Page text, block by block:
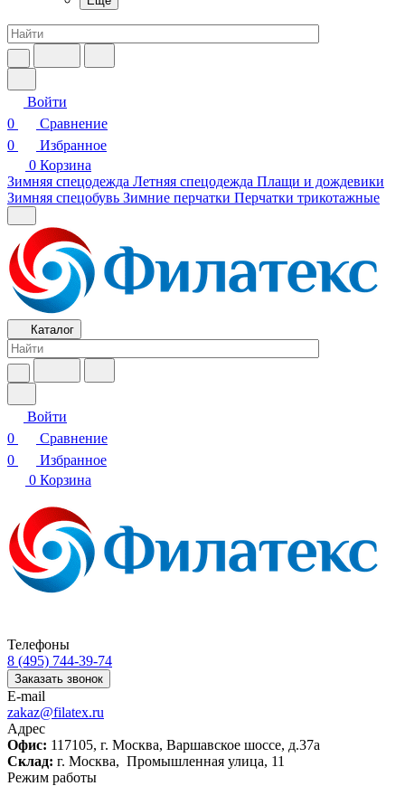
Войти
0
Сравнение
0
Избранное
0 Корзина
Зимняя спецодежда Летняя спецодежда Плащи и дождевики
Зимняя спецобувь Зимние перчатки Перчатки трикотажные
Каталог
Войти
0
Сравнение
0
Избранное
0 Корзина
Телефоны
8 (495) 744-39-74
Заказать звонок
E-mail
zakaz@filatex.ru
Адрес
Офис: 117105, г. Москва, Варшавское шоссе, д.37а
Склад: г. Москва, Промышленная улица, 11
Режим работы